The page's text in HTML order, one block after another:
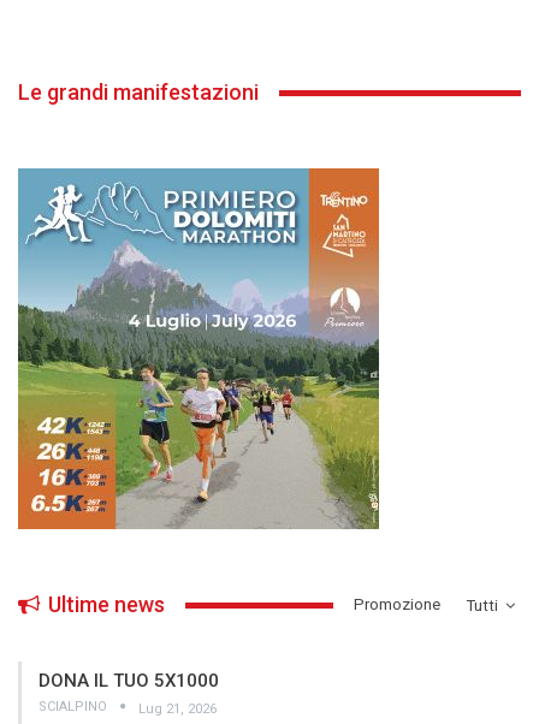
Le grandi manifestazioni
Tutti
Ultime news ­Promozione
DONA IL TUO 5X1000
SCIALPINO Lug 21, 2026